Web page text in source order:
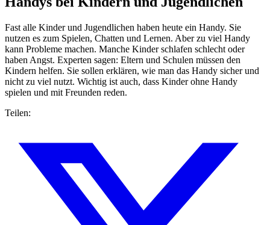
Fast alle Kinder und Jugendlichen haben heute ein Handy. Sie
nutzen es zum Spielen, Chatten und Lernen. Aber zu viel Handy
kann Probleme machen. Manche Kinder schlafen schlecht oder
haben Angst. Experten sagen: Eltern und Schulen müssen den
Kindern helfen. Sie sollen erklären, wie man das Handy sicher und
nicht zu viel nutzt. Wichtig ist auch, dass Kinder ohne Handy
spielen und mit Freunden reden.
Teilen: